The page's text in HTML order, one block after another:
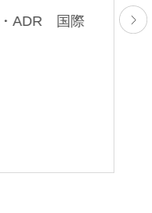
・ADR 国際